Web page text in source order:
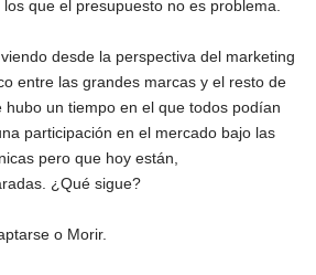
que el presupuesto no es problema.
desde la perspectiva del marketing
entre las grandes marcas y el resto de
hubo un tiempo en el que todos podían
participación en el mercado bajo las
pero que hoy están,
¿Qué sigue?
o Morir.